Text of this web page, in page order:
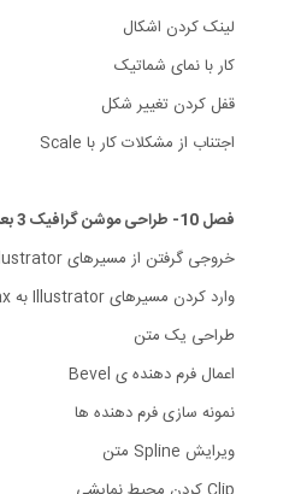
لینک کردن اشکال
کار با نمای شماتیک
قفل کردن تغییر شکل
اجتناب از مشکلات کار با Scale
فصل 10- طراحی موشن گرافیک 3 بعدی
خروجی گرفتن از مسیرهای Adobe Illustrator
وارد کردن مسیرهای Illustrator به 3ds Max
طراحی یک متن
اعمال فرم دهنده ی Bevel
نمونه سازی فرم دهنده ها
ویرایش Spline متن